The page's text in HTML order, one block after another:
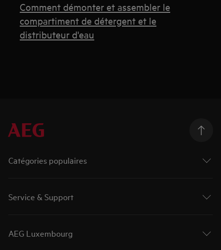
Comment démonter et assembler le
compartiment de détergent et le
distributeur d'eau
Catégories populaires
Service & Support
AEG Luxembourg